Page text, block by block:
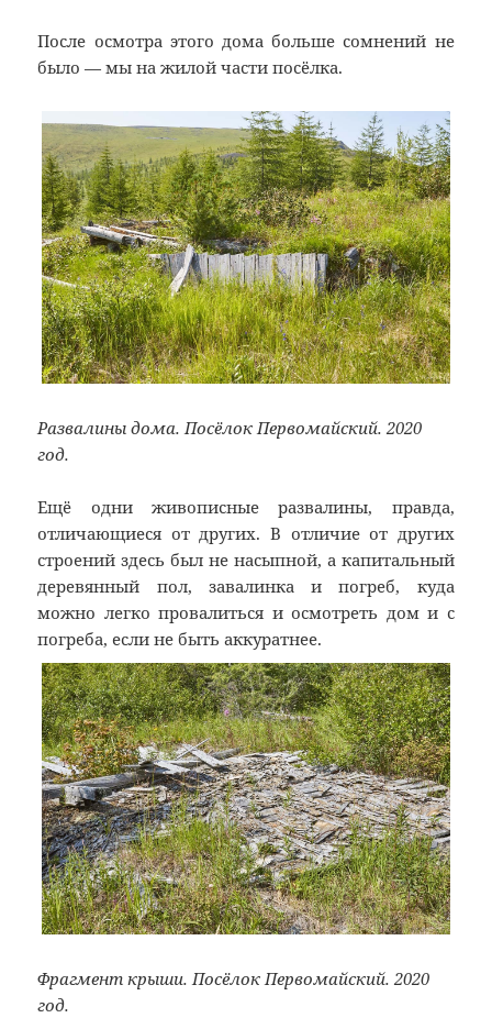
После осмотра этого дома больше сомнений не
было — мы на жилой части посёлка.
Развалины дома. Посёлок Первомайский. 2020
год.
Ещё одни живописные развалины, правда,
отличающиеся от других. В отличие от других
строений здесь был не насыпной, а капитальный
деревянный пол, завалинка и погреб, куда
можно легко провалиться и осмотреть дом и с
погреба, если не быть аккуратнее.
Фрагмент крыши. Посёлок Первомайский. 2020
год.